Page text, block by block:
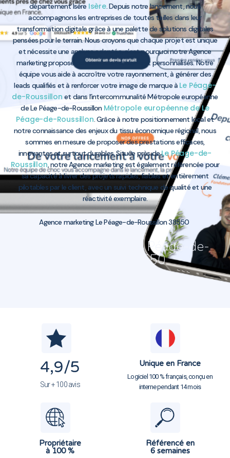
département Isère Isère. Depuis notre lancement, nous
accompagnons les entreprises de toutes tailles dans leur
transformation digitale grâce à une palette de solutions digitales
pensées pour le terrain. Nous croyons que chaque projet est unique
et nécessite une analyse adaptée, c’est pourquoi notre Agence
marketing propose des services totalement personnalisés. Notre
équipe vous aide à accroître votre rayonnement, à générer des
leads qualifiés et à renforcer votre image de marque à Le Péage-
de-Roussillon et dans l’intercommunalité Métropole européenne
de Le Péage-de-Roussillon Métropole européenne de Le
Péage-de-Roussillon . Grâce à notre positionnement local et
notre connaissance des enjeux du tissu économique régional, nous
sommes en mesure de proposer des prestations efficaces,
innovantes et surtout durables. Située près deLe Péage-de-
Roussillon , notre Agence marketing est également référencée pour
sa capacité à livrer des projets rapides, fiables et entièrement
pilotables par le client, avec un suivi technique de qualité et une
réactivité exemplaire.
Agence marketing Le Péage-de-Roussillon 38550
Agence marketing Le Péage-de-
Roussillon 38550
4,9/5
Sur + 100 avis
Unique en France
Logiciel 100 % français, conçu en
interne pendant 14 mois
Propriétaire
à 100 %
Référencé en
6 semaines